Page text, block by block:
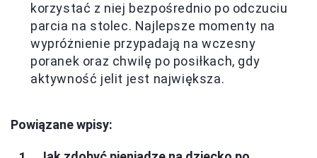
korzystać z niej bezpośrednio po odczuciu
parcia na stolec. Najlepsze momenty na
wypróżnienie przypadają na wczesny
poranek oraz chwilę po posiłkach, gdy
aktywność jelit jest największa.
Powiązane wpisy: